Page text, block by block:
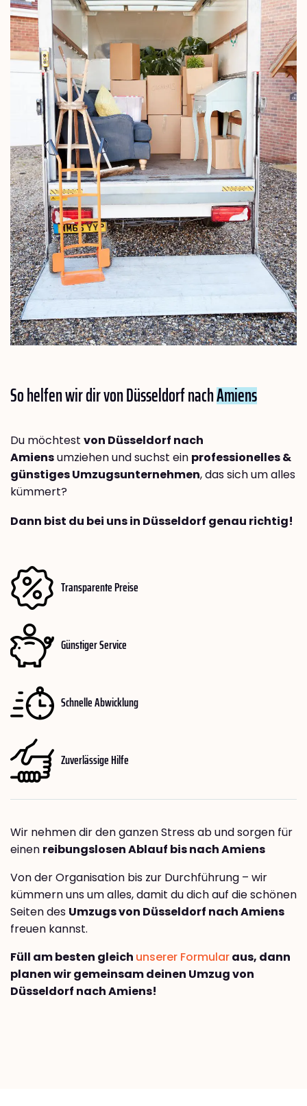
So helfen wir dir von Düsseldorf nachAmiens
Du möchtest von Düsseldorf nach
Amiensumziehen und suchst ein professionelles &
günstiges Umzugsunternehmen, das sich um alles
kümmert?
Dann bist du bei uns in Düsseldorf genau richtig!
Transparente Preise
Günstiger Service
Schnelle Abwicklung
Zuverlässige Hilfe
Wir nehmen dir den ganzen Stress ab und sorgen für
einen reibungslosen Ablauf bis nach Amiens
Von der Organisation bis zur Durchführung – wir
kümmern uns um alles, damit du dich auf die schönen
Seiten des Umzugs von Düsseldorf nach Amiens
freuen kannst.
Füll am besten gleich unserer Formularaus, dann
planen wir gemeinsam deinen Umzug von
Düsseldorf nach Amiens!